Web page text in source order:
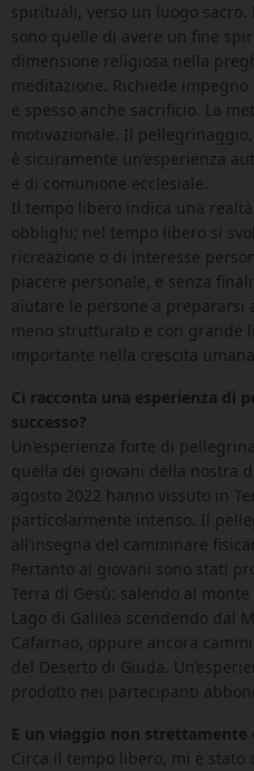
spirituali, verso un luogo sacro.
sono quelle di avere un fine
dimensione religiosa nella
meditazione. Richiede
e spesso anche sacrificio. La
motivazionale. Il
è sicuramente un’esperienza
e di comunione ecclesiale.
Il tempo libero indica una
obblighi; nel tempo libero si
ricreazione o di interesse
piacere personale, e senza
aiutare le persone a
meno strutturato e con grande
importante nella crescita
Ci racconta una esperienza di
successo?
Un’esperienza forte di
quella dei giovani della nostra
agosto 2022 hanno vissuto in
particolarmente intenso. Il
all’insegna del camminare
Pertanto ai giovani sono stati
Terra di Gesù: salendo al monte
Lago di Galilea scendendo dal
Cafarnao, oppure ancora
del Deserto di Giuda.
prodotto nei partecipanti
E un viaggio non strettamente
Circa il tempo libero, mi è stato